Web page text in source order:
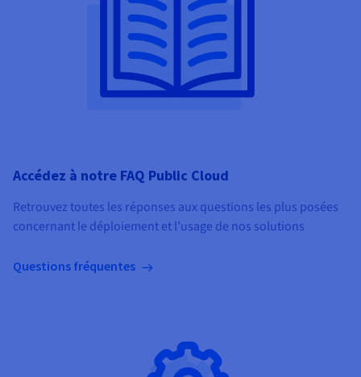
Accédez à notre FAQ Public Cloud
Retrouvez toutes les réponses aux questions les plus posées
concernant le déploiement et l’usage de nos solutions
Questions fréquentes